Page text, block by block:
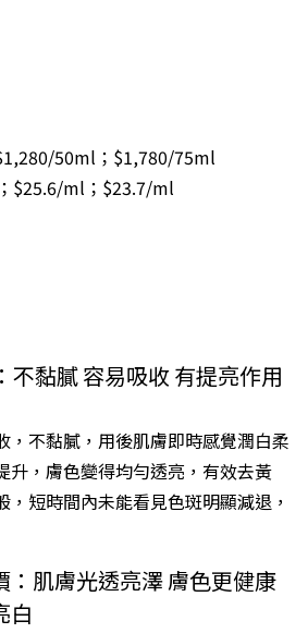
50ml；$1,780/75ml
$25.6/ml；$23.7/ml
不黏膩 容易吸收 有提亮作用
，不黏膩，用後肌膚即時感覺潤白柔
升，膚色變得均勻透亮，有效去黃
短時間內未能看見色斑明顯減退，
：肌膚光透亮澤 膚色更健康
白